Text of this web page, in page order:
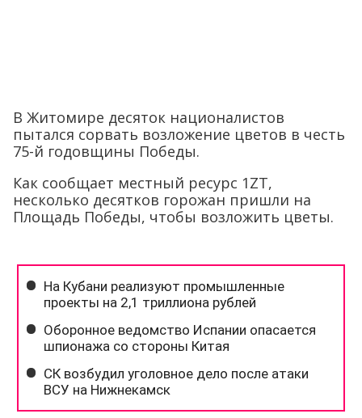
В Житомире десяток националистов
пытался сорвать возложение цветов в честь
75-й годовщины Победы.
Как сообщает местный ресурс 1ZT,
несколько десятков горожан пришли на
Площадь Победы, чтобы возложить цветы.